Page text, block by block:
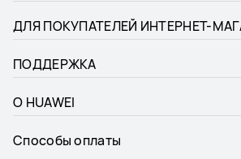
ДЛЯ ПОКУПАТЕЛЕЙ ИНТЕРНЕТ-
ПОДДЕРЖКА
О HUAWEI
Способы оплаты